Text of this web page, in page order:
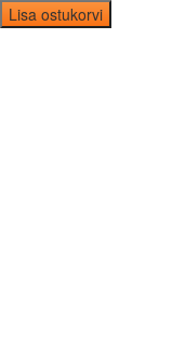
Lisa ostukorvi